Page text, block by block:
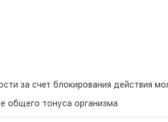
за счет блокирования действия
общего тонуса организма